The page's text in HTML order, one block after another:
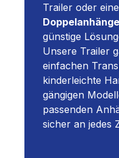
Trailer oder
günstige
Unsere Trailer
einfachen
kinderleichte
gängigen
passenden
sicher an jedes